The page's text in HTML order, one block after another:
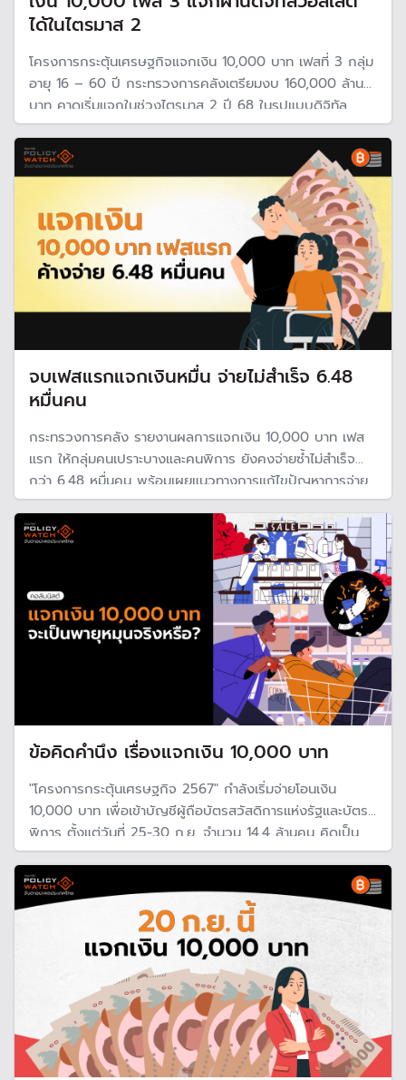
ได้ในไตรมาส 2
โครงการกระตุ้นเศรษฐกิจแจกเงิน 10,000 บาท เฟสที่ 3 กลุ่ม
อายุ 16 – 60 ปี กระทรวงการคลังเตรียมงบ 160,000 ล้าน
บาท คาดเริ่มแจกในช่วงไตรมาส 2 ปี 68 ในรูปแบบดิจิทัล
วอลเล็ต ขณะนี้อยู่ระหว่างการทดสอบระบบ
จบเฟสแรกแจกเงินหมื่น จ่ายไม่สำเร็จ 6.48
หมื่นคน
กระทรวงการคลัง รายงานผลการแจกเงิน 10,000 บาท เฟส
แรก ให้กลุ่มคนเปราะบางและคนพิการ ยังคงจ่ายซ้ำไม่สำเร็จ
กว่า 6.48 หมื่นคน พร้อมเผยแนวทางการแก้ไขปัญหาการจ่าย
เงินตามโครงการฯ
ข้อคิดคำนึง เรื่องแจกเงิน 10,000 บาท
"โครงการกระตุ้นเศรษฐกิจ 2567" กำลังเริ่มจ่ายโอนเงิน
10,000 บาท เพื่อเข้าบัญชีผู้ถือบัตรสวัสดิการแห่งรัฐและบัตรผู้
พิการ ตั้งแต่วันที่ 25-30 ก.ย. จำนวน 14.4 ล้านคน คิดเป็น
เงิน 1.44 แสนล้านบาท โดยรัฐบาลไม่มีข้อจำกัดด้านการใช้จ่าย